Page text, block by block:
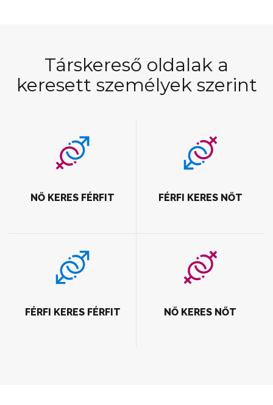
Társkereső oldalak a
keresett személyek szerint
NŐ KERES FÉRFIT FÉRFI KERES NŐT
FÉRFI KERES FÉRFIT NŐ KERES NŐT